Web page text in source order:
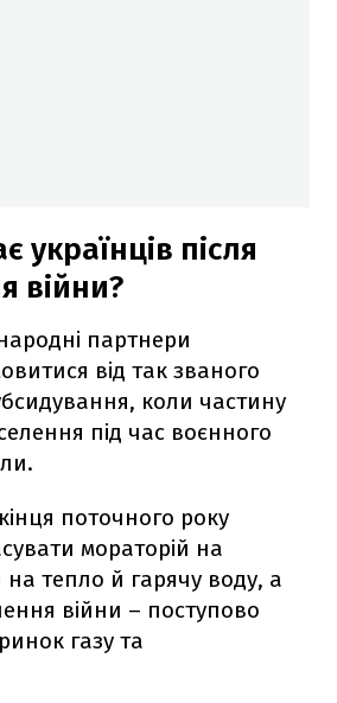
українців після
війни?
партнери
від так званого
коли частину
під час воєнного
поточного року
мораторій на
на тепло й гарячу воду, а
війни – поступово
газу та